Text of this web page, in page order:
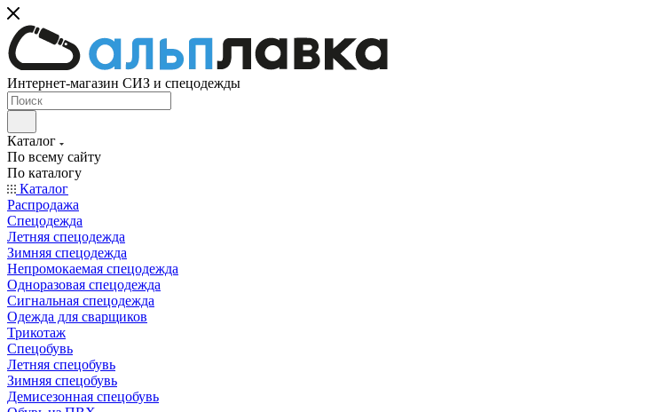
Интернет-магазин СИЗ и спецодежды
Каталог
По всему сайту
По каталогу
Каталог
Распродажа
Спецодежда
Летняя спецодежда
Зимняя спецодежда
Непромокаемая спецодежда
Одноразовая спецодежда
Сигнальная спецодежда
Одежда для сварщиков
Трикотаж
Спецобувь
Летняя спецобувь
Зимняя спецобувь
Демисезонная спецобувь